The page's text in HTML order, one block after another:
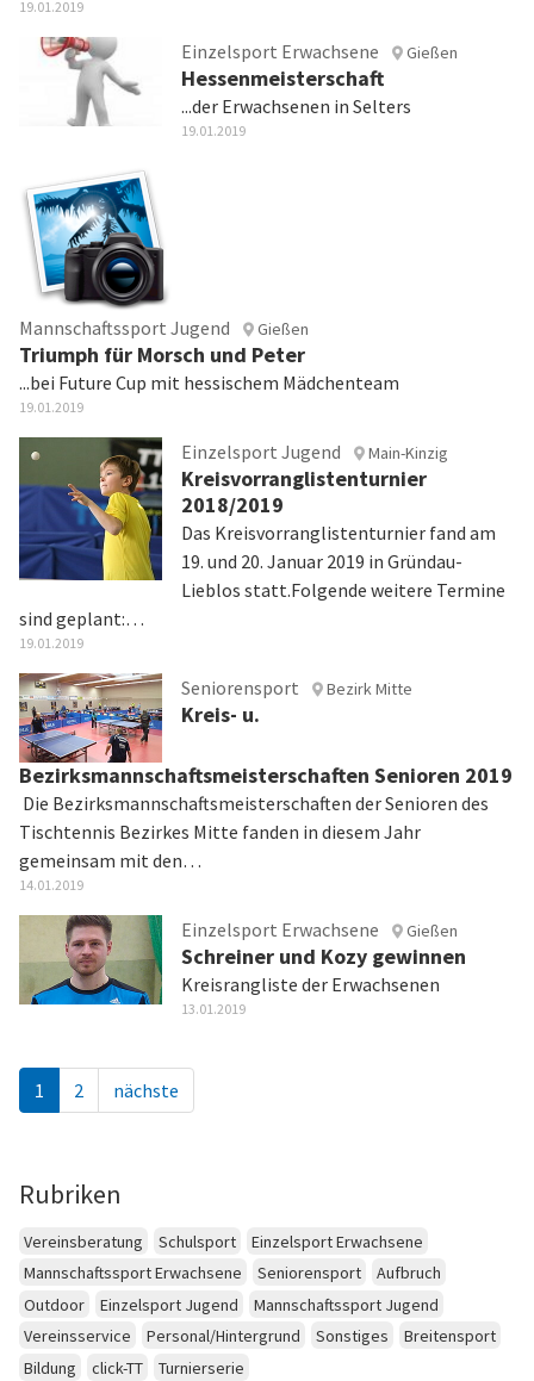
19.01.2019
Einzelsport Erwachsene Gießen
Hessenmeisterschaft
...der Erwachsenen in Selters
19.01.2019
Mannschaftssport Jugend Gießen
Triumph für Morsch und Peter
...bei Future Cup mit hessischem Mädchenteam
19.01.2019
Einzelsport Jugend Main-Kinzig
Kreisvorranglistenturnier
2018/2019
Das Kreisvorranglistenturnier fand am
19. und 20. Januar 2019 in Gründau-
Lieblos statt.Folgende weitere Termine
sind geplant:…
19.01.2019
Seniorensport Bezirk Mitte
Kreis- u.
Bezirksmannschaftsmeisterschaften Senioren 2019
Die Bezirksmannschaftsmeisterschaften der Senioren des
Tischtennis Bezirkes Mitte fanden in diesem Jahr
gemeinsam mit den…
14.01.2019
Einzelsport Erwachsene Gießen
Schreiner und Kozy gewinnen
Kreisrangliste der Erwachsenen
13.01.2019
1 2 nächste
Rubriken
Vereinsberatung Schulsport
Einzelsport Erwachsene
Mannschaftssport Erwachsene
Seniorensport
Aufbruch
Outdoor
Einzelsport Jugend
Mannschaftssport Jugend
Vereinsservice
Personal/Hintergrund Sonstiges
Breitensport
Bildung
click-TT Turnierserie